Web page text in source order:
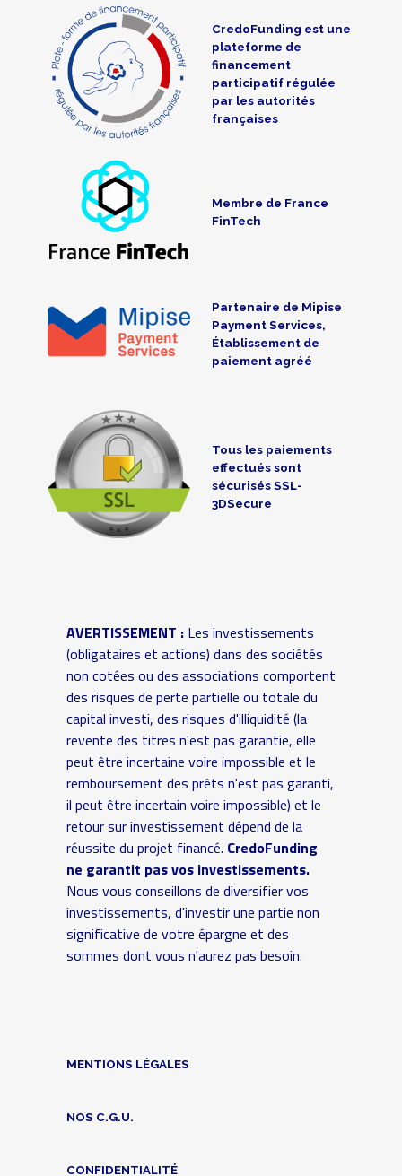
CredoFunding est une
plateforme de
financement
participatif régulée
par les autorités
françaises
Membre de France
FinTech
Partenaire de Mipise
Payment Services,
Établissement de
paiement agréé
Tous les paiements
effectués sont
sécurisés SSL-
3DSecure
AVERTISSEMENT :Les investissements
(obligataires et actions) dans des sociétés
non cotées ou des associations comportent
des risques de perte partielle ou totale du
capital investi, des risques d'illiquidité (la
revente des titres n'est pas garantie, elle
peut être incertaine voire impossible et le
remboursement des prêts n'est pas garanti,
il peut être incertain voire impossible) et le
retour sur investissement dépend de la
réussite du projet financé. CredoFunding
ne garantit pas vos investissements.
Nous vous conseillons de diversifier vos
investissements, d'investir une partie non
significative de votre épargne et des
sommes dont vous n'aurez pas besoin.
MENTIONS LÉGALES
NOS C.G.U.
CONFIDENTIALITÉ